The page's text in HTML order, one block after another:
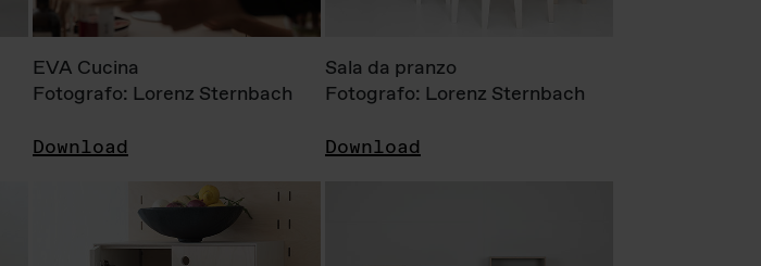
EVA Cucina
Fotografo: Lorenz Sternbach
Download
Sala da pranzo
Fotografo: Lorenz Sternbach
Download